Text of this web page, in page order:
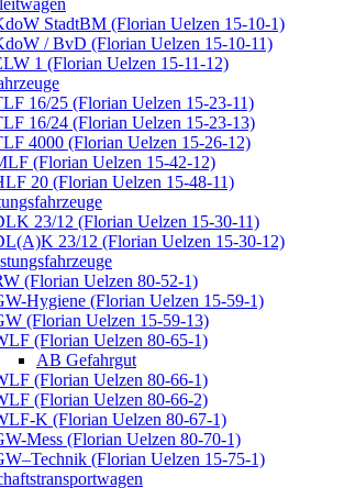
StadtBM (Florian Uelzen 15-10-1)
/ BvD (Florian Uelzen 15-10-11)
1 (Florian Uelzen 15-11-12)
16/25 (Florian Uelzen 15-23-11)
16/24 (Florian Uelzen 15-23-13)
4000 (Florian Uelzen 15-26-12)
(Florian Uelzen 15-42-12)
20 (Florian Uelzen 15-48-11)
23/12 (Florian Uelzen 15-30-11)
23/12 (Florian Uelzen 15-30-12)
(Florian Uelzen 80-52-1)
Hygiene (Florian Uelzen 15-59-1)
(Florian Uelzen 15-59-13)
(Florian Uelzen 80-65-1)
AB Gefahrgut
(Florian Uelzen 80-66-1)
(Florian Uelzen 80-66-2)
K (Florian Uelzen 80-67-1)
Mess (Florian Uelzen 80-70-1)
(Florian Uelzen 15-75-1)